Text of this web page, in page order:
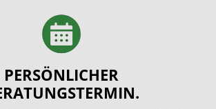
PERSÖNLICHER